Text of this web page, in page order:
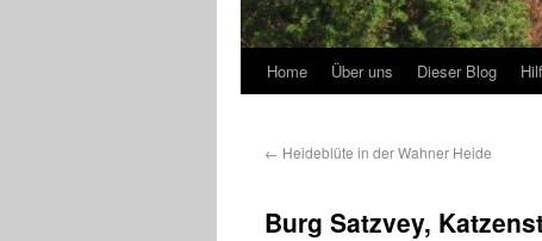
Home Über uns Dieser Blog
← Heideblüte in der Wahner Heide
Burg Satzvey,